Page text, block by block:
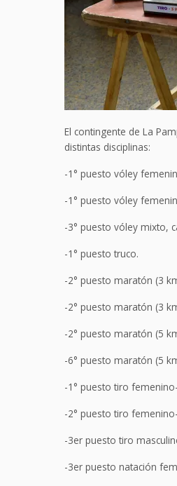
El contingente de La
distintas disciplinas:
-1° puesto vóley
-1° puesto vóley
-3° puesto vóley mixto,
-1° puesto truco.
-2° puesto maratón (3
-2° puesto maratón (3
-2° puesto maratón (5
-6° puesto maratón (5
-1° puesto tiro
-2° puesto tiro
-3er puesto tiro
-3er puesto natación